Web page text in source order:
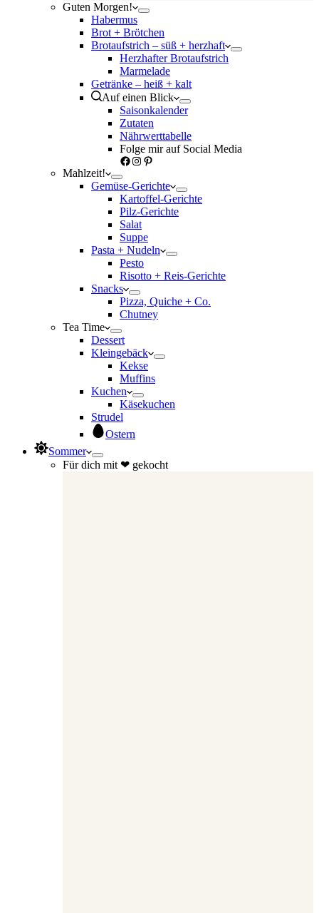
Guten Morgen!
Habermus
Brot + Brötchen
Brotaufstrich – süß + herzhaft
Herzhafter Brotaufstrich
Marmelade
Getränke – heiß + kalt
Auf einen Blick
Saisonkalender
Zutaten
Nährwerttabelle
Folge mir auf Social Media
Facebook
Instagram
Pinterest
Mahlzeit!
Gemüse-Gerichte
Kartoffel-Gerichte
Pilz-Gerichte
Salat
Suppe
Pasta + Nudeln
Pesto
Risotto + Reis-Gerichte
Snacks
Pizza, Quiche + Co.
Chutney
Tea Time
Dessert
Kleingebäck
Kekse
Muffins
Kuchen
Käsekuchen
Strudel
Ostern
Sommer
Für dich mit ❤ gekocht